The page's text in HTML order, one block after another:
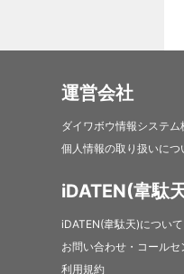
運営会社
ダイワボウ情報システ
個人情報の取り扱いにつ
iDATEN(韋駄
iDATEN(韋駄天)について
お問い合わせ・コールセ
利用規約